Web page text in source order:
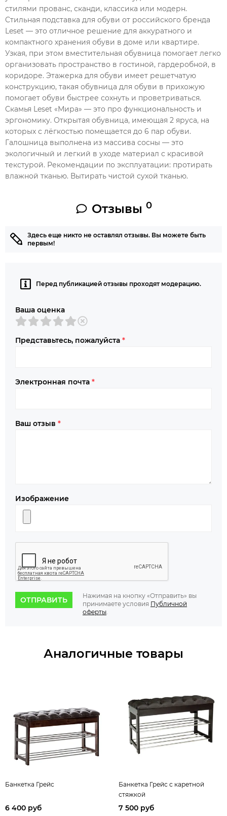
стилями прованс, сканди, классика или модерн.
Стильная подставка для обуви от российского бренда
Leset — это отличное решение для аккуратного и
компактного хранения обуви в доме или квартире.
Узкая, при этом вместительная обувница помогает легко
организовать пространство в гостиной, гардеробной, в
коридоре. Этажерка для обуви имеет решетчатую
конструкцию, такая обувница для обуви в прихожую
помогает обуви быстрее сохнуть и проветриваться.
Скамья Leset «Мира» — это про функциональность и
эргономику. Открытая обувница, имеющая 2 яруса, на
которых с лёгкостью помещается до 6 пар обуви.
Галошница выполнена из массива сосны — это
экологичный и легкий в уходе материал с красивой
текстурой. Рекомендации по эксплуатации: протирать
влажной тканью. Вытирать чистой сухой тканью.
Отзывы0
Здесь еще никто не оставлял отзывы. Вы можете быть
первым!
Перед публикацией отзывы проходят модерацию.
Ваша оценка
Представьтесь, пожалуйста *
Электронная почта *
Ваш отзыв *
Изображение
ОТПРАВИТЬ
Нажимая на кнопку «Отправить» вы
принимаете условия Публичной
оферты
Аналогичные товары
Банкетка Грейс
6 400 руб
Банкетка Грейс с каретной
стяжкой
7 500 руб